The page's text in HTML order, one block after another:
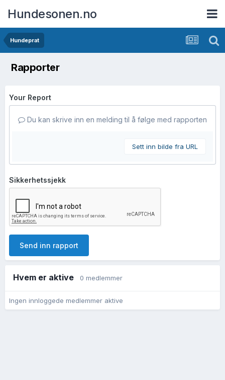
Hundesonen.no
Hundeprat
Rapporter
Your Report
Du kan skrive inn en melding til å følge med rapporten
Sett inn bilde fra URL
Sikkerhetssjekk
Send inn rapport
Hvem er aktive 0 medlemmer
Ingen innloggede medlemmer aktive